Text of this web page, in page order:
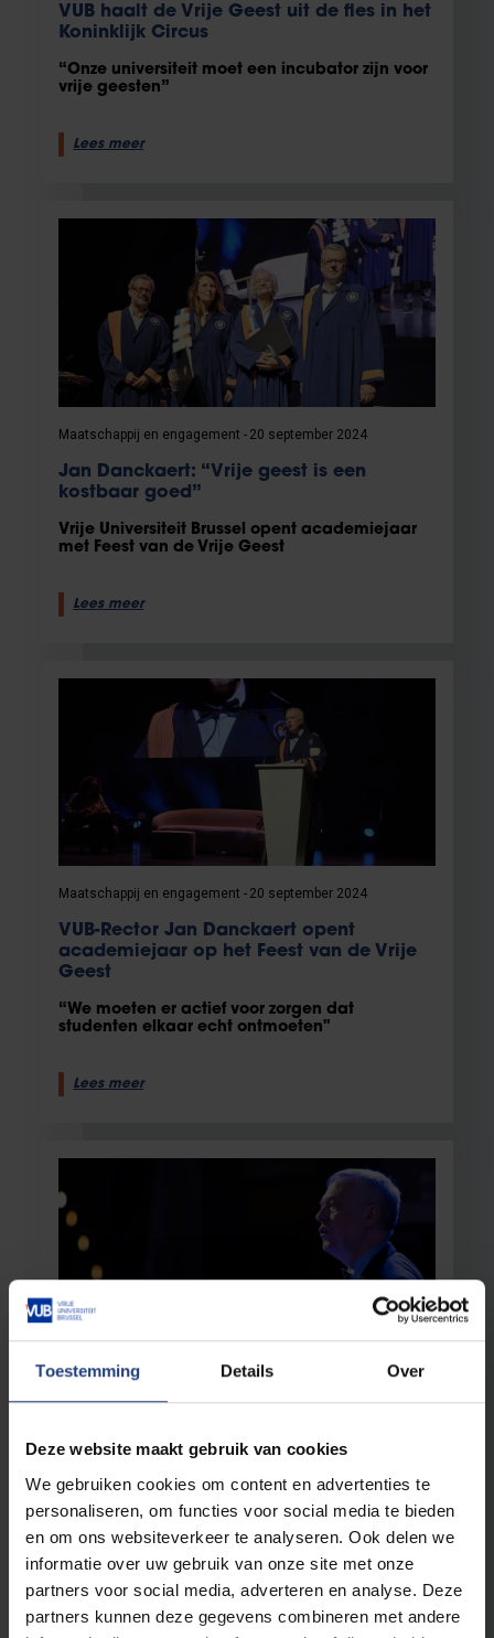
Toestemming Details Over
Deze website maakt gebruik van cookies
We gebruiken cookies om content en advertenties te
personaliseren, om functies voor social media te bieden
en om ons websiteverkeer te analyseren. Ook delen we
informatie over uw gebruik van onze site met onze
partners voor social media, adverteren en analyse. Deze
partners kunnen deze gegevens combineren met andere
VUB haalt de Vrije Geest uit de fles in het
Koninklijk Circus
“Onze universiteit moet een incubator zijn voor
vrije geesten”
Lees meer
Maatschappij en engagement 20 september 2024
Jan Danckaert: “Vrije geest is een
kostbaar goed”
Vrije Universiteit Brussel opent academiejaar
met Feest van de Vrije Geest
Lees meer
Maatschappij en engagement 20 september 2024
VUB-Rector Jan Danckaert opent
academiejaar op het Feest van de Vrije
Geest
“We moeten er actief voor zorgen dat
studenten elkaar echt ontmoeten"
Lees meer
Maatschappij en engagement 20 september 2024
bewust is van waar onze universiteit voor staat.
Dit is een enorme kans om hen de hand te